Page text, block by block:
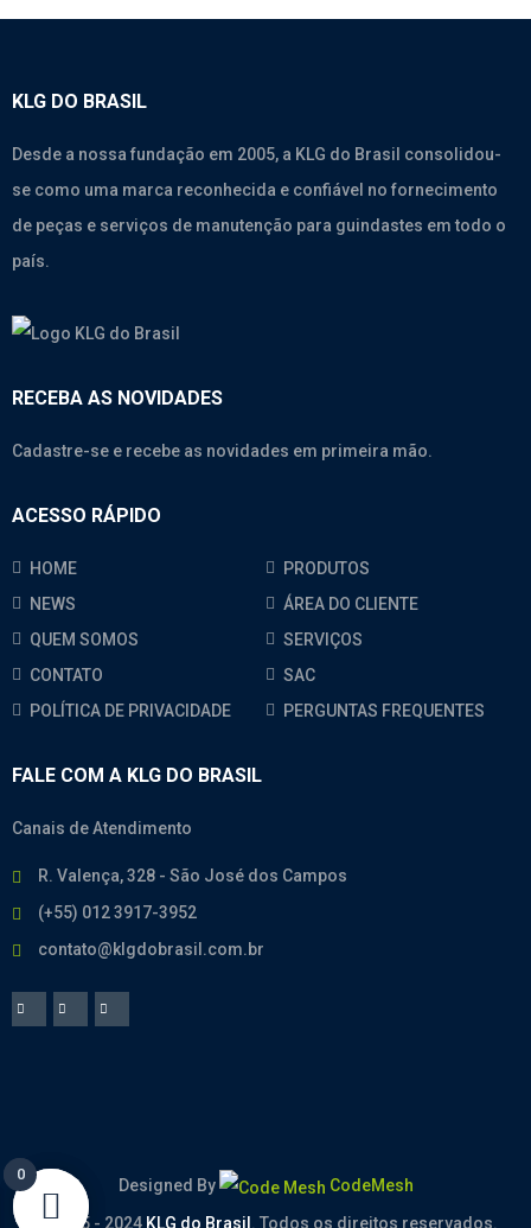
KLG DO BRASIL
Desde a nossa fundação em 2005, a KLG do Brasil consolidou-
se como uma marca reconhecida e confiável no fornecimento
de peças e serviços de manutenção para guindastes em todo o
país.
RECEBA AS NOVIDADES
Cadastre-se e recebe as novidades em primeira mão.
ACESSO RÁPIDO
HOME
PRODUTOS
NEWS
ÁREA DO CLIENTE
QUEM SOMOS
SERVIÇOS
CONTATO
SAC
POLÍTICA DE PRIVACIDADE
PERGUNTAS FREQUENTES
FALE COM A KLG DO BRASIL
Canais de Atendimento
R. Valença, 328 - São José dos Campos
(+55) 012 3917-3952
contato@klgdobrasil.com.br
Designed By
CodeMesh
© 2005 - 2024 KLG do Brasil. Todos os direitos reservados.
0
0